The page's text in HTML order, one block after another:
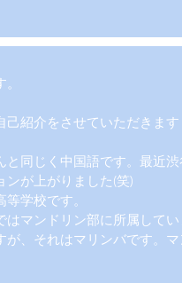
紹介をさせていただきます
同じく中国語です。最近
ンが上がりました(笑)
学校です。
マンドリン部に所属して
、それはマリンバです。